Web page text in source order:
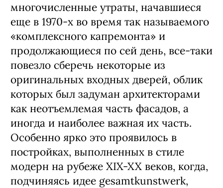
многочисленные утраты, начавшиеся
еще в 1970-х во время так называемого
«комплексного капремонта» и
продолжающиеся по сей день, все-таки
повезло сберечь некоторые из
оригинальных входных дверей, облик
которых был задуман архитекторами
как неотъемлемая часть фасадов, а
иногда и наиболее важная их часть.
Особенно ярко это проявилось в
постройках, выполненных в стиле
модерн на рубеже XIX-XX веков, когда,
подчиняясь идее gesamtkunstwerk,